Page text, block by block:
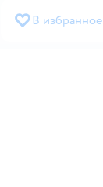
В избранное